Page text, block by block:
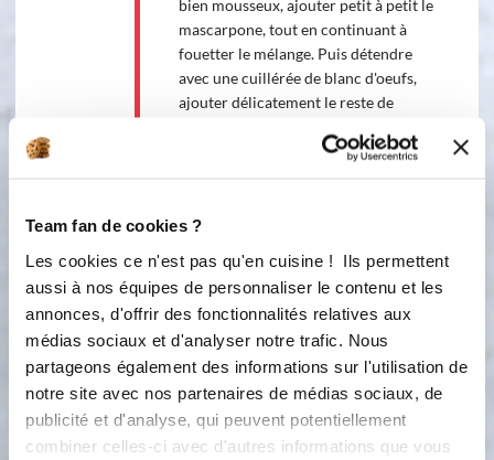
Team fan de cookies ?
Les cookies ce n'est pas qu'en cuisine ! Ils permettent
aussi à nos équipes de personnaliser le contenu et les
annonces, d'offrir des fonctionnalités relatives aux
médias sociaux et d'analyser notre trafic. Nous
partageons également des informations sur l'utilisation de
notre site avec nos partenaires de médias sociaux, de
publicité et d'analyse, qui peuvent potentiellement
combiner celles-ci avec d'autres informations que vous
bien mousseux, ajouter petit à petit le
mascarpone, tout en continuant à
fouetter le mélange. Puis détendre
avec une cuillérée de blanc d'oeufs,
ajouter délicatement le reste de
réfrigérateur 2 heures
3
dans un plat, (ou des verrines, des
verres, ou des ramequins) un peu de
crème au mascarpone puis après
avoir fait tremper les biscuits dans le
ainsi en terminant par une couche de
crème au mascarpone que l'on
soupoudrera de cacao amer.
Remettre au frais au moins une heure.
Buon appetito !